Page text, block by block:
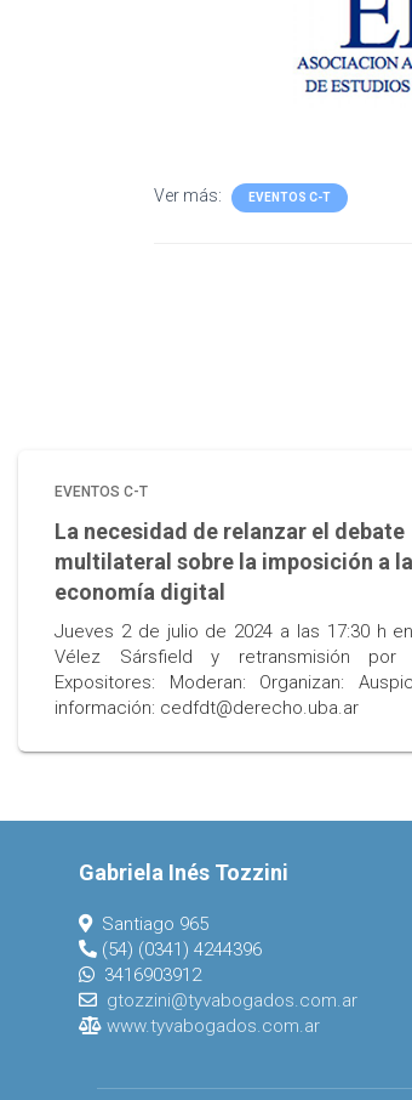
Ver más: EVENTOS C-T
EVENTOS C-T
La necesidad de relanzar el debate
multilateral sobre la imposición a la
economía digital
Jueves 2 de julio de 2024 a las 17:30 h
Vélez Sársfield y retransmisión por
Expositores: Moderan: Organizan:
información: cedfdt@derecho.uba.ar
Gabriela Inés Tozzini
Santiago 965
(54) (0341) 4244396
3416903912
gtozzini@tyvabogados.com.ar
www.tyvabogados.com.ar